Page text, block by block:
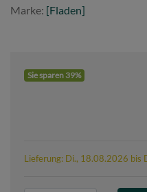
Marke: [Fladen]
Sie sparen 39%
Lieferung: Di., 18.08.2026 bis